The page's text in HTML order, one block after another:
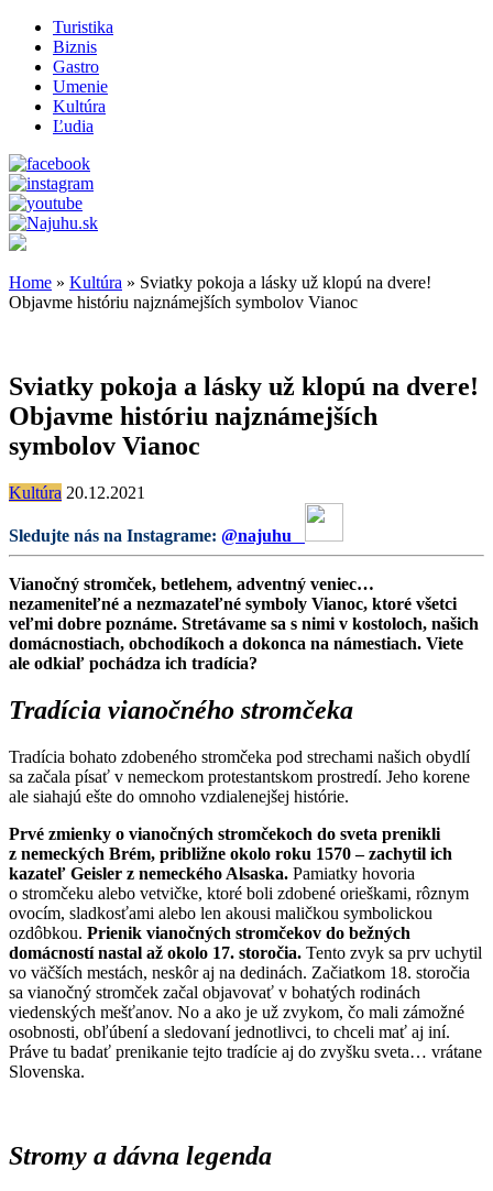
Turistika
Biznis
Gastro
Umenie
Kultúra
Ľudia
Home » Kultúra » Sviatky pokoja a lásky už klopú na dvere!
Objavme históriu najznámejších symbolov Vianoc
Sviatky pokoja a lásky už klopú na dvere!
Objavme históriu najznámejších
symbolov Vianoc
Kultúra 20.12.2021
Sledujte nás na Instagrame: @najuhu
Vianočný stromček, betlehem, adventný veniec…
nezameniteľné a nezmazateľné symboly Vianoc, ktoré všetci
veľmi dobre poznáme. Stretávame sa s nimi v kostoloch, našich
domácnostiach, obchodíkoch a dokonca na námestiach. Viete
ale odkiaľ pochádza ich tradícia?
Tradícia vianočného stromčeka
Tradícia bohato zdobeného stromčeka pod strechami našich obydlí
sa začala písať v nemeckom protestantskom prostredí. Jeho korene
ale siahajú ešte do omnoho vzdialenejšej histórie.
Prvé zmienky o vianočných stromčekoch do sveta prenikli
z nemeckých Brém, približne okolo roku 1570 – zachytil ich
kazateľ Geisler z nemeckého Alsaska. Pamiatky hovoria
o stromčeku alebo vetvičke, ktoré boli zdobené orieškami, rôznym
ovocím, sladkosťami alebo len akousi maličkou symbolickou
ozdôbkou. Prienik vianočných stromčekov do bežných
domácností nastal až okolo 17. storočia. Tento zvyk sa prv uchytil
vo väčších mestách, neskôr aj na dedinách. Začiatkom 18. storočia
sa vianočný stromček začal objavovať v bohatých rodinách
viedenských mešťanov. No a ako je už zvykom, čo mali zámožné
osobnosti, obľúbení a sledovaní jednotlivci, to chceli mať aj iní.
Práve tu badať prenikanie tejto tradície aj do zvyšku sveta… vrátane
Slovenska.
Stromy a dávna legenda